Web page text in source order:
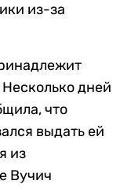
из-за
дней
что
выдать ей
из
Вучич